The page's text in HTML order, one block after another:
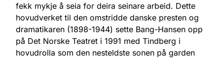
fekk mykje å seia for deira seinare arbeid. Dette
hovudverket til den omstridde danske presten og
dramatikaren (1898-1944) sette Bang-Hansen opp
på Det Norske Teatret i 1991 med Tindberg i
hovudrolla som den nesteldste sonen på garden